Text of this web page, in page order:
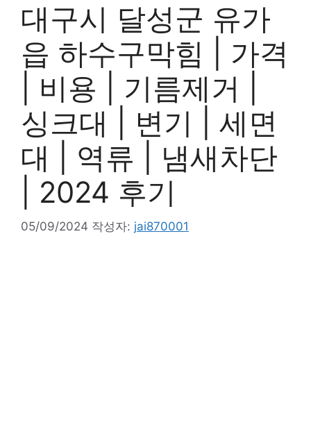
대구시 달성군 유가
읍 하수구막힘 | 가격
| 비용 | 기름제거 |
싱크대 | 변기 | 세면
대 | 역류 | 냄새차단
| 2024 후기
05/09/2024 작성자: jai870001